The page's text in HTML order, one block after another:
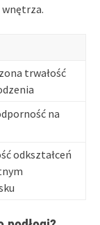
wnętrza.
trwałość
na
odkształceń